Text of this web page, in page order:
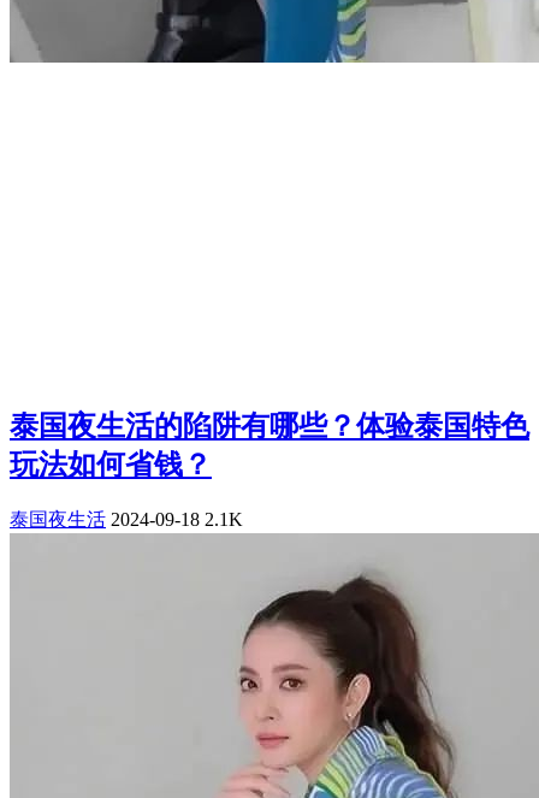
泰国夜生活的陷阱有哪些？体验泰国特色
玩法如何省钱？
泰国夜生活 2024-09-18 2.1K